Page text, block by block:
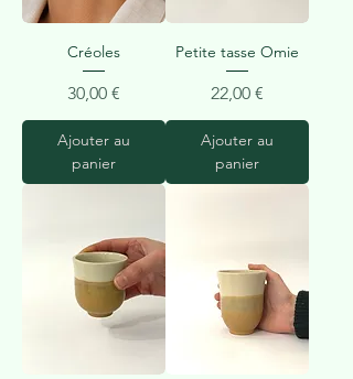
Créoles
Prix
30,00 €
Ajouter au
panier
Petite tasse Omie
Prix
22,00 €
Ajouter au
panier